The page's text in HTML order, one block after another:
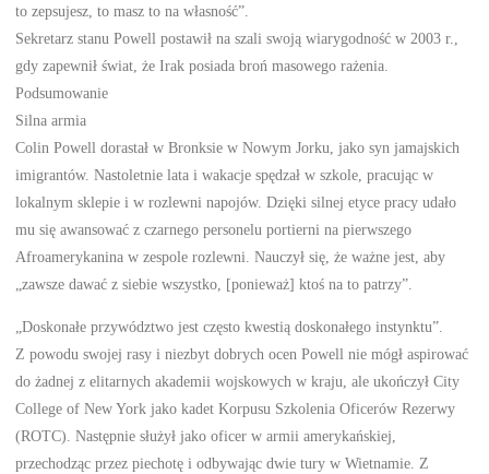
to zepsujesz, to masz to na własność”.
Sekretarz stanu Powell postawił na szali swoją wiarygodność w 2003 r.,
gdy zapewnił świat, że Irak posiada broń masowego rażenia.
Podsumowanie
Silna armia
Colin Powell dorastał w Bronksie w Nowym Jorku, jako syn jamajskich
imigrantów. Nastoletnie lata i wakacje spędzał w szkole, pracując w
lokalnym sklepie i w rozlewni napojów. Dzięki silnej etyce pracy udało
mu się awansować z czarnego personelu portierni na pierwszego
Afroamerykanina w zespole rozlewni. Nauczył się, że ważne jest, aby
„zawsze dawać z siebie wszystko, [ponieważ] ktoś na to patrzy”.
„Doskonałe przywództwo jest często kwestią doskonałego instynktu”.
Z powodu swojej rasy i niezbyt dobrych ocen Powell nie mógł aspirować
do żadnej z elitarnych akademii wojskowych w kraju, ale ukończył City
College of New York jako kadet Korpusu Szkolenia Oficerów Rezerwy
(ROTC). Następnie służył jako oficer w armii amerykańskiej,
przechodząc przez piechotę i odbywając dwie tury w Wietnamie. Z